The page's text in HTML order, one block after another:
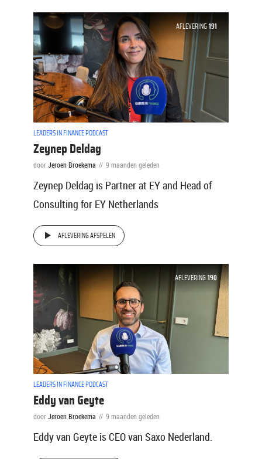
AFLEVERING 191
LEADERS IN FINANCE PODCAST
Zeynep Deldag
doorJeroen Broekema 9 maanden geleden
Zeynep Deldag is Partner at EY and Head of
Consulting for EY Netherlands
AFLEVERING AFSPELEN
AFLEVERING 190
LEADERS IN FINANCE PODCAST
Eddy van Geyte
doorJeroen Broekema 9 maanden geleden
Eddy van Geyte is CEO van Saxo Nederland.